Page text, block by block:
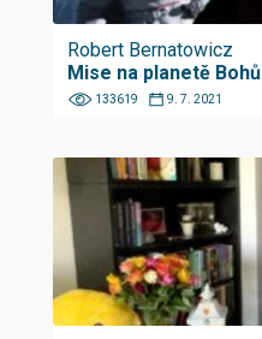
Robert Bernatowicz
Mise na planetě Bohů
133619 9. 7. 2021